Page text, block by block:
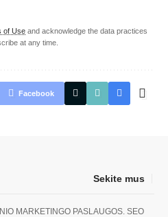
of Use and acknowledge the data practices
at any time.
Facebook
Sekite mus
MARKETINGO PASLAUGOS. SEO